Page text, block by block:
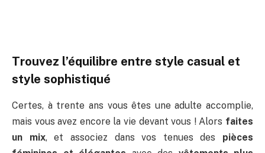
Trouvez l’équilibre entre style casual et
style sophistiqué
Certes, à trente ans vous êtes une adulte accomplie,
mais vous avez encore la vie devant vous ! Alors faites
un mix, et associez dans vos tenues des pièces